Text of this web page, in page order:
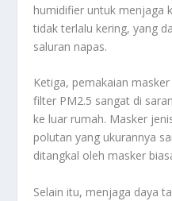
humidifier untuk menjaga
tidak terlalu kering, yang
saluran napas.
Ketiga, pemakaian
filter PM2.5 sangat di
ke luar rumah. Masker
polutan yang ukurannya
ditangkal oleh masker
Selain itu, menjaga daya